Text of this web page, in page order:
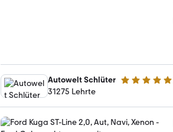
Autowelt Schlüter 4.9 Sterne
31275 Lehrte